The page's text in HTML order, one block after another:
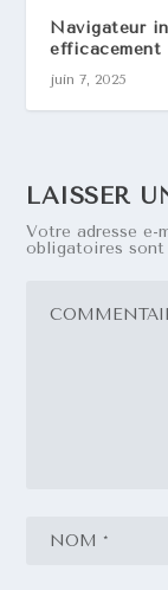
Navigateur
efficacement
juin 7, 2025
LAISSER
Votre adresse e-
obligatoires sont